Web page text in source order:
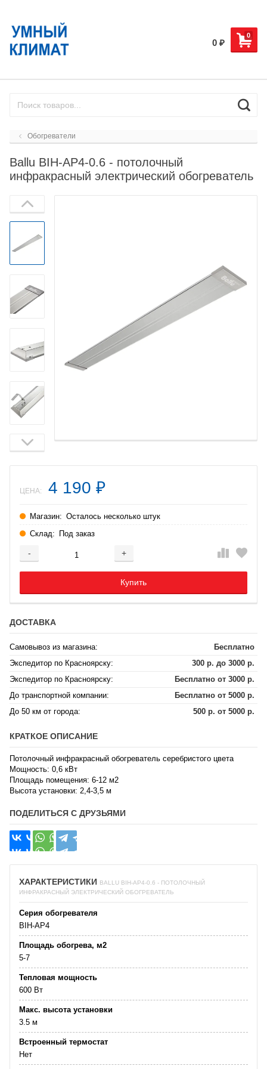
0
0 ₽
Обогреватели
Ballu BIH-AP4-0.6 - потолочный
инфракрасный электрический обогреватель
ЦЕНА: 4 190 ₽
Магазин: Осталось несколько штук
Склад:
Под заказ
- +
Добавляется...
Купить
Добавлен
ДОСТАВКА
Самовывоз из магазина:
Бесплатно
Экспедитор по Красноярску:
300 р. до 3000 р.
Экспедитор по Красноярску:
Бесплатно от 3000 р.
До транспортной компании:
Бесплатно от 5000 р.
До 50 км от города:
500 р. от 5000 р.
КРАТКОЕ ОПИСАНИЕ
Потолочный инфракрасный обогреватель серебристого цвета
Мощность: 0,6 кВт
Площадь помещения: 6-12 м2
Высота установки: 2,4-3,5 м
ПОДЕЛИТЬСЯ С ДРУЗЬЯМИ
ХАРАКТЕРИСТИКИ BALLU BIH-AP4-0.6 - ПОТОЛОЧНЫЙ
ИНФРАКРАСНЫЙ ЭЛЕКТРИЧЕСКИЙ ОБОГРЕВАТЕЛЬ
Серия обогревателя
BIH-AP4
Площадь обогрева, м2
5-7
Тепловая мощность
600 Вт
Макс. высота установки
3.5 м
Встроенный термостат
Нет